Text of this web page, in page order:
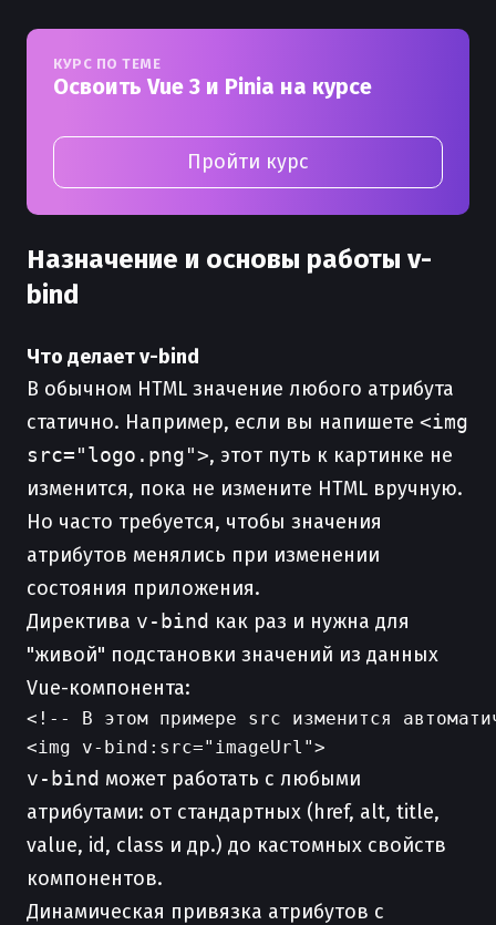
КУРС ПО ТЕМЕ
Освоить Vue 3 и Pinia на курсе
Пройти курс
Назначение и основы работы v-
bind
Что делает v-bind
В обычном HTML значение любого атрибута
статично. Например, если вы напишете <img
src="logo.png">, этот путь к картинке не
изменится, пока не измените HTML вручную.
Но часто требуется, чтобы значения
атрибутов менялись при изменении
состояния приложения.
Директива v-bind как раз и нужна для
"живой" подстановки значений из данных
Vue-компонента:
<!-- В этом примере src изменится
v-bind может работать с любыми
атрибутами: от стандартных (href, alt, title,
value, id, class и др.) до кастомных свойств
компонентов.
Динамическая привязка атрибутов с